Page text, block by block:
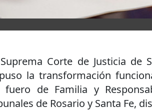
Corte de Justicia de
la transformación
fuero de Familia y
de Rosario y Santa Fe,